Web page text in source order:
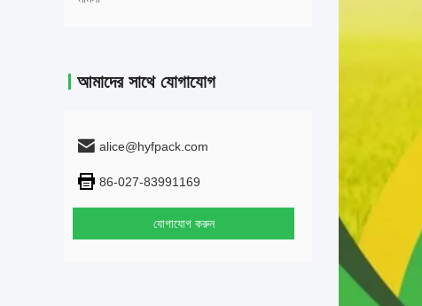
আমাদের সাথে যোগাযোগ
alice@hyfpack.com
86-027-83991169
যোগাযোগ করুন